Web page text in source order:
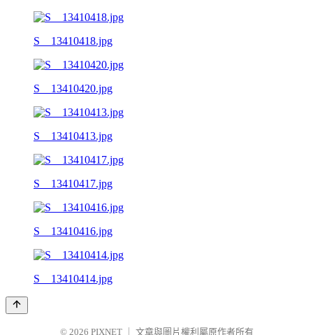
S__13410418.jpg
S__13410420.jpg
S__13410413.jpg
S__13410417.jpg
S__13410416.jpg
S__13410414.jpg
© 2026 PIXNET 文章與圖片權利屬原作者所有